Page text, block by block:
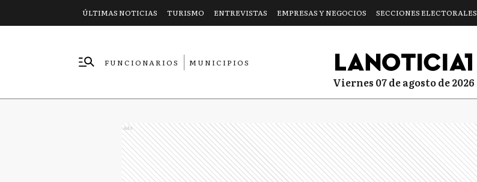
ÚLTIMAS NOTICIAS TURISMO ENTREVISTAS EMPRESAS Y NEGOCIOS SECCIONES ELECTORALES
FUNCIONARIOS
MUNICIPIOS
viernes 07 de agosto de 2026
Ads